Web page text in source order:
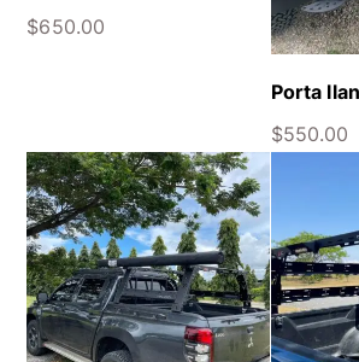
$650.00
Porta
$550.00